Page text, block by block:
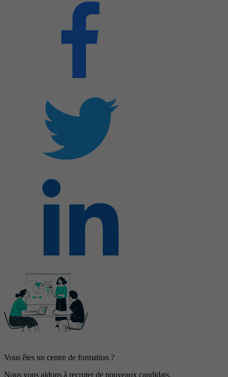
Vous êtes un centre de formation ?
Nous vous aidons à recruter de nouveaux candidats.